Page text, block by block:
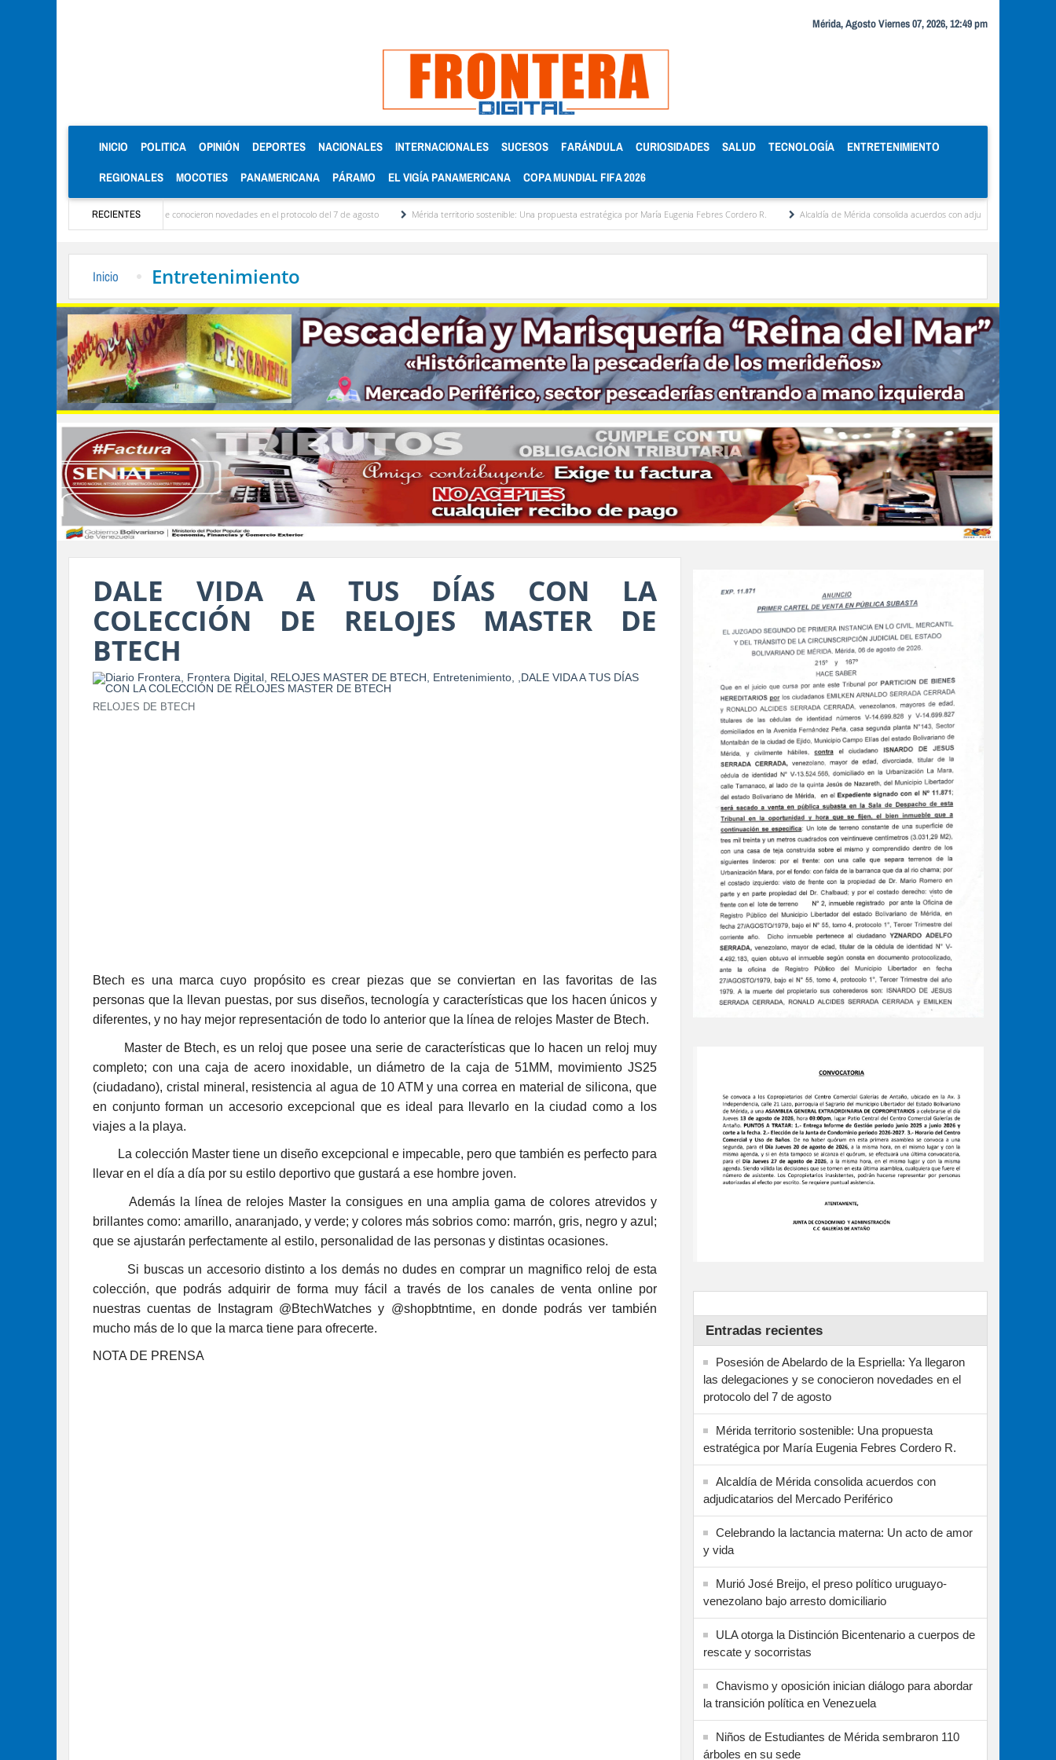
Mérida, Agosto Viernes 07, 2026, 12:49 pm
INICIO (CURRENT)
POLITICA OPINIÓN DEPORTES NACIONALES INTERNACIONALES SUCESOS FARÁNDULA CURIOSIDADES SALUD TECNOLOGÍA ENTRETENIMIENTO
REGIONALES MOCOTIES PANAMERICANA PÁRAMO EL VIGÍA PANAMERICANA COPA MUNDIAL FIFA 2026
RECIENTES
llegaron las delegaciones y se conocieron novedades en el protocolo del 7 de agosto Mérida territorio sostenible: Una propuesta estratégica por María Eugenia Febres Cordero R. Alcaldía de Mérida consolida acuerdos con adjudicatarios del Mercado
Inicio Entretenimiento
DALE VIDA A TUS DÍAS CON LA
COLECCIÓN DE RELOJES MASTER DE
BTECH
RELOJES DE BTECH
Btech es una marca cuyo propósito es crear piezas que se conviertan en las favoritas de las
personas que la llevan puestas, por sus diseños, tecnología y características que los hacen únicos y
diferentes, y no hay mejor representación de todo lo anterior que la línea de relojes Master de Btech.
Master de Btech, es un reloj que posee una serie de características que lo hacen un reloj muy
completo; con una caja de acero inoxidable, un diámetro de la caja de 51MM, movimiento JS25
(ciudadano), cristal mineral, resistencia al agua de 10 ATM y una correa en material de silicona, que
en conjunto forman un accesorio excepcional que es ideal para llevarlo en la ciudad como a los
viajes a la playa.
La colección Master tiene un diseño excepcional e impecable, pero que también es perfecto para
llevar en el día a día por su estilo deportivo que gustará a ese hombre joven.
Además la línea de relojes Master la consigues en una amplia gama de colores atrevidos y
brillantes como: amarillo, anaranjado, y verde; y colores más sobrios como: marrón, gris, negro y azul;
que se ajustarán perfectamente al estilo, personalidad de las personas y distintas ocasiones.
Si buscas un accesorio distinto a los demás no dudes en comprar un magnifico reloj de esta
colección, que podrás adquirir de forma muy fácil a través de los canales de venta online por
nuestras cuentas de Instagram @BtechWatches y @shopbtntime, en donde podrás ver también
mucho más de lo que la marca tiene para ofrecerte.
NOTA DE PRENSA
Entradas recientes
Posesión de Abelardo de la Espriella: Ya llegaron
las delegaciones y se conocieron novedades en el
protocolo del 7 de agosto
Mérida territorio sostenible: Una propuesta
estratégica por María Eugenia Febres Cordero R.
Alcaldía de Mérida consolida acuerdos con
adjudicatarios del Mercado Periférico
Celebrando la lactancia materna: Un acto de amor
y vida
Murió José Breijo, el preso político uruguayo-
venezolano bajo arresto domiciliario
ULA otorga la Distinción Bicentenario a cuerpos de
rescate y socorristas
Chavismo y oposición inician diálogo para abordar
la transición política en Venezuela
Niños de Estudiantes de Mérida sembraron 110
árboles en su sede